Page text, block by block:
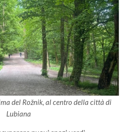
2019)
2017)
2015)
2013)
2011)
2009)
2007)
del Rožnik, al centro della città di
Lubiana